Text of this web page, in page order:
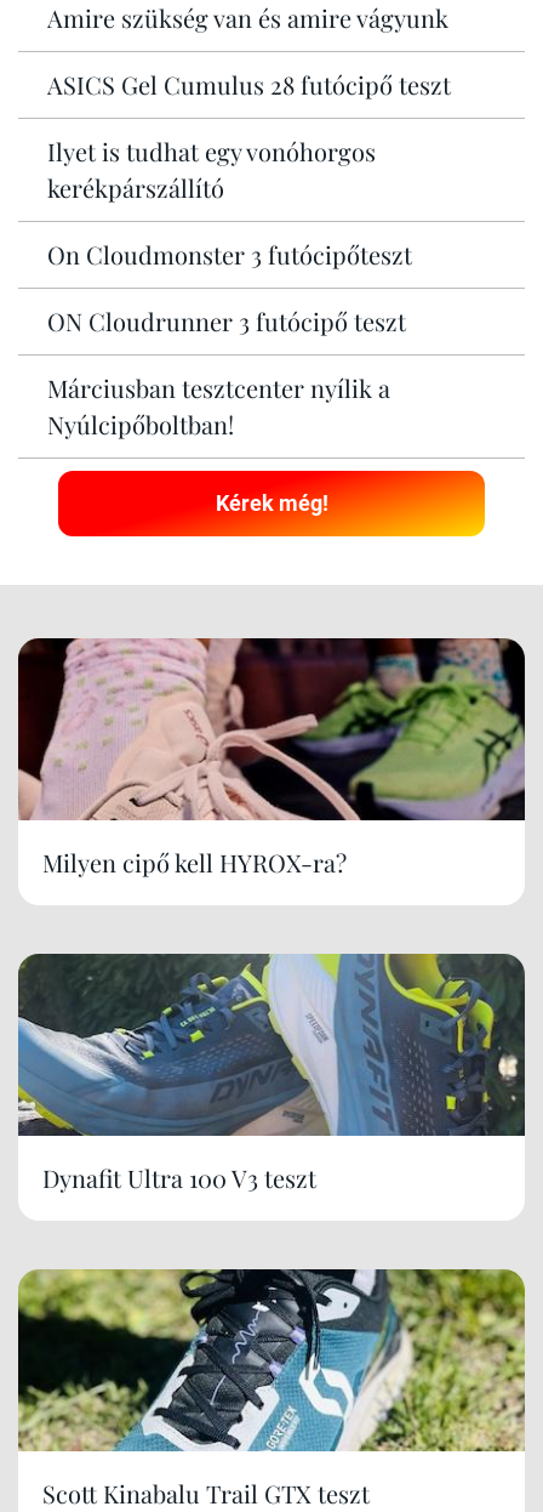
Amire szükség van és amire vágyunk
ASICS Gel Cumulus 28 futócipő teszt
Ilyet is tudhat egy vonóhorgos
kerékpárszállító
On Cloudmonster 3 futócipőteszt
ON Cloudrunner 3 futócipő teszt
Márciusban tesztcenter nyílik a
Nyúlcipőboltban!
Kérek még!
Milyen cipő kell HYROX-ra?
Dynafit Ultra 100 V3 teszt
Scott Kinabalu Trail GTX teszt